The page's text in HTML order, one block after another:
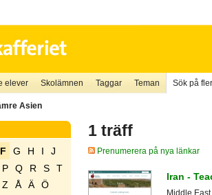
elever Skolämnen Taggar Teman Sök på
Asien
F G H I
J
P Q R S
T
Z Å Ä
Ö
1 träff
Prenumerera på nya länkar
Iran -
Middle